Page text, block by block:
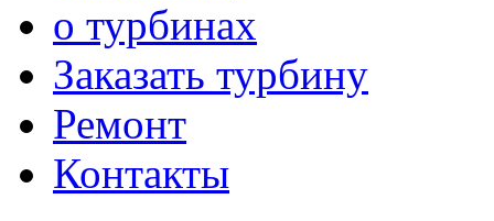
о турбинах
Заказать турбину
Ремонт
Контакты